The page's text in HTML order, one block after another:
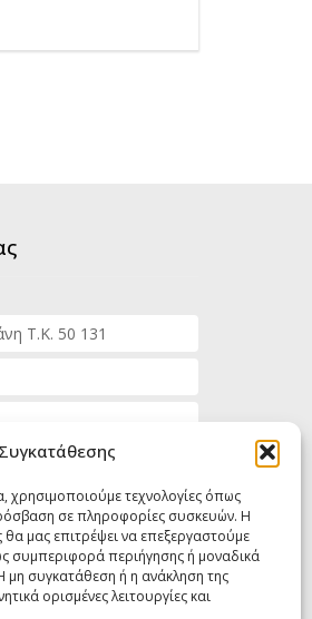
χρησιμοποιούμε τεχνολογίες όπως
σε πληροφορίες συσκευών. Η
θα μας επιτρέψει να επεξεργαστούμε
περιήγησης ή μοναδικά
μη συγκατάθεση ή η ανάκληση της
ορισμένες λειτουργίες και
Τ.Κ. 50 131